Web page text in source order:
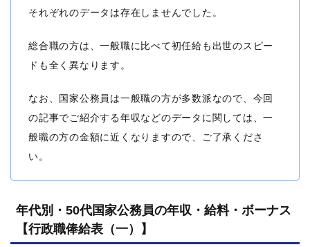
それぞれのデータは存在しませんでした。
総合職の方は、一般職に比べて初任給も出世のスピー
ドも全く異なります。
なお、国家公務員は一般職の方が多数派なので、今回
の記事でご紹介する年収などのデータに関しては、一
般職の方の金額に近くなりますので、ご了承くださ
い。
年代別・50代国家公務員の年収・給料・ボーナス
【行政職俸給表（一）】